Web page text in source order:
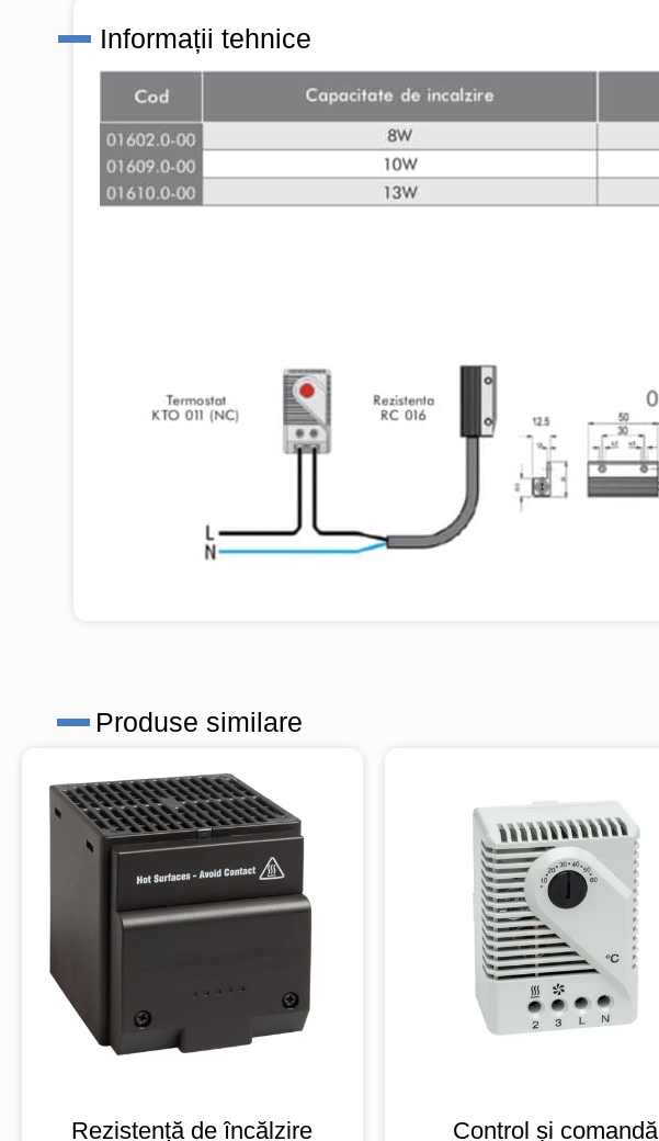
Informații tehnice
Produse similare
Rezistență de încălzire Control și comandă